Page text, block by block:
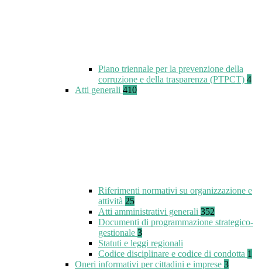
Piano triennale per la prevenzione della
corruzione e della trasparenza (PTPCT) 4
Atti generali 410
Riferimenti normativi su organizzazione e
attività 25
Atti amministrativi generali 352
Documenti di programmazione strategico-
gestionale 3
Statuti e leggi regionali
Codice disciplinare e codice di condotta 1
Oneri informativi per cittadini e imprese 3